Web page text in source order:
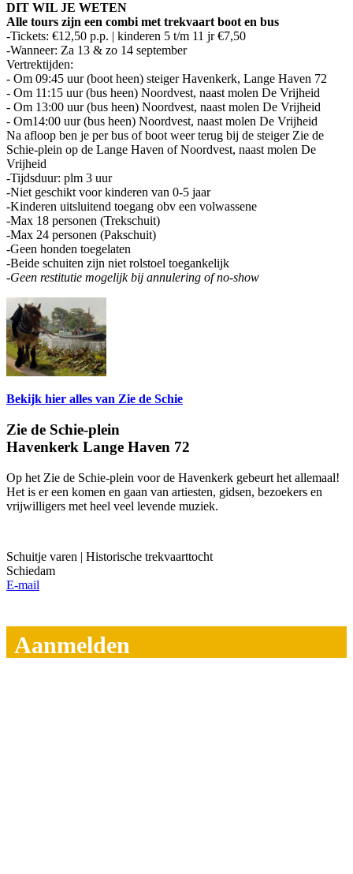
DIT WIL JE WETEN
Alle tours zijn een combi met trekvaart boot en bus
-Tickets: €12,50 p.p. | kinderen 5 t/m 11 jr €7,50
-Wanneer: Za 13 & zo 14 september
Vertrektijden:
- Om 09:45 uur (boot heen) steiger Havenkerk, Lange Haven 72
- Om 11:15 uur (bus heen) Noordvest, naast molen De Vrijheid
- Om 13:00 uur (bus heen) Noordvest, naast molen De Vrijheid
- Om14:00 uur (bus heen) Noordvest, naast molen De Vrijheid
Na afloop ben je per bus of boot weer terug bij de steiger Zie de
Schie-plein op de Lange Haven of Noordvest, naast molen De
Vrijheid
-Tijdsduur: plm 3 uur
-Niet geschikt voor kinderen van 0-5 jaar
-Kinderen uitsluitend toegang obv een volwassene
-Max 18 personen (Trekschuit)
-Max 24 personen (Pakschuit)
-Geen honden toegelaten
-Beide schuiten zijn niet rolstoel toegankelijk
-Geen restitutie mogelijk bij annulering of no-show
Bekijk hier alles van Zie de Schie
Zie de Schie-plein
Havenkerk Lange Haven 72
Op het Zie de Schie-plein voor de Havenkerk gebeurt het allemaal!
Het is er een komen en gaan van artiesten, gidsen, bezoekers en
vrijwilligers met heel veel levende muziek.
Schuitje varen | Historische trekvaarttocht
Schiedam
E-mail
Aanmelden